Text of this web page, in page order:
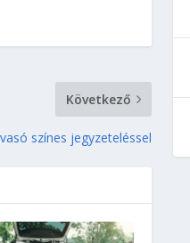
Következő
színes jegyzeteléssel